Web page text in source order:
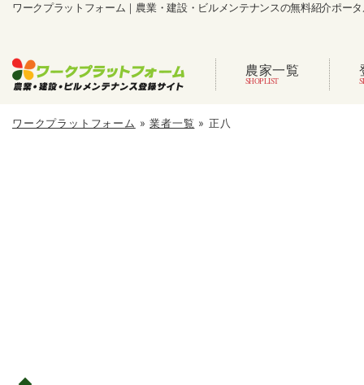
ワークプラットフォーム｜農業・建設・ビルメンテナンスの無料紹介ポー
農家一覧
ワークプラットフォーム »業者一覧 » 正八